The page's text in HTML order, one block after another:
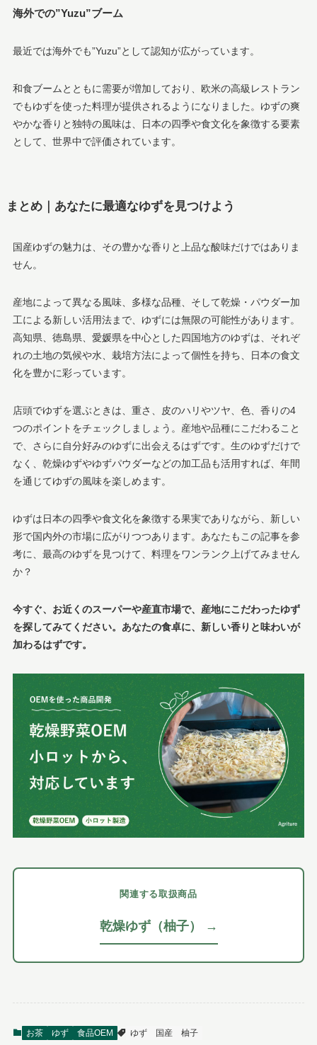
海外での”Yuzu”ブーム
最近では海外でも”Yuzu”として認知が広がっています。
和食ブームとともに需要が増加しており、欧米の高級レストラン
でもゆずを使った料理が提供されるようになりました。ゆずの爽
やかな香りと独特の風味は、日本の四季や食文化を象徴する要素
として、世界中で評価されています。
まとめ｜あなたに最適なゆずを見つけよう
国産ゆずの魅力は、その豊かな香りと上品な酸味だけではありま
せん。
産地によって異なる風味、多様な品種、そして乾燥・パウダー加
工による新しい活用法まで、ゆずには無限の可能性があります。
高知県、徳島県、愛媛県を中心とした四国地方のゆずは、それぞ
れの土地の気候や水、栽培方法によって個性を持ち、日本の食文
化を豊かに彩っています。
店頭でゆずを選ぶときは、重さ、皮のハリやツヤ、色、香りの4
つのポイントをチェックしましょう。産地や品種にこだわること
で、さらに自分好みのゆずに出会えるはずです。生のゆずだけで
なく、乾燥ゆずやゆずパウダーなどの加工品も活用すれば、年間
を通じてゆずの風味を楽しめます。
ゆずは日本の四季や食文化を象徴する果実でありながら、新しい
形で国内外の市場に広がりつつあります。あなたもこの記事を参
考に、最高のゆずを見つけて、料理をワンランク上げてみません
か？
今すぐ、お近くのスーパーや産直市場で、産地にこだわったゆず
を探してみてください。あなたの食卓に、新しい香りと味わいが
加わるはずです。
関連する取扱商品
乾燥ゆず（柚子） →
お茶 ゆず 食品OEM ゆず 国産 柚子